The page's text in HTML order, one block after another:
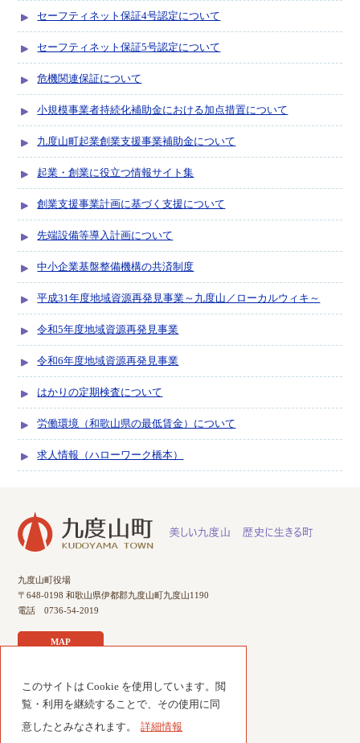
このサイトは Cookie を使用しています。閲
覧・利用を継続することで、その使用に同
意したとみなされます。 詳細情報
セーフティネット保証4号認定について
セーフティネット保証5号認定について
危機関連保証について
小規模事業者持続化補助金における加点措置について
九度山町起業創業支援事業補助金について
起業・創業に役立つ情報サイト集
創業支援事業計画に基づく支援について
先端設備等導入計画について
中小企業基盤整備機構の共済制度
平成31年度地域資源再発見事業～­九度山／ロ­ーカルウィ­キ～
令和5年度地域資源再発見事業
令和6年度地域資源再発見事業
はかりの定期検査について
労働環境（和歌山県の最低賃金）について
求人情報（ハローワーク橋本）
九度山町役場
〒648-0198 和歌山県伊都郡九度山町九度山1190
電話 0736-54-2019
MAP
サイトのご利用について
個人情報について